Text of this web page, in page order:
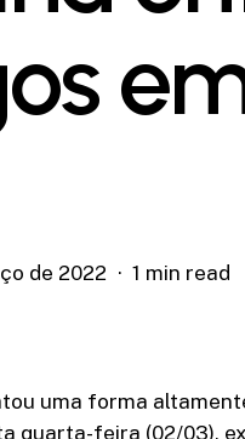
de 2022 1 min read
uma forma
quarta-feira (02/03),